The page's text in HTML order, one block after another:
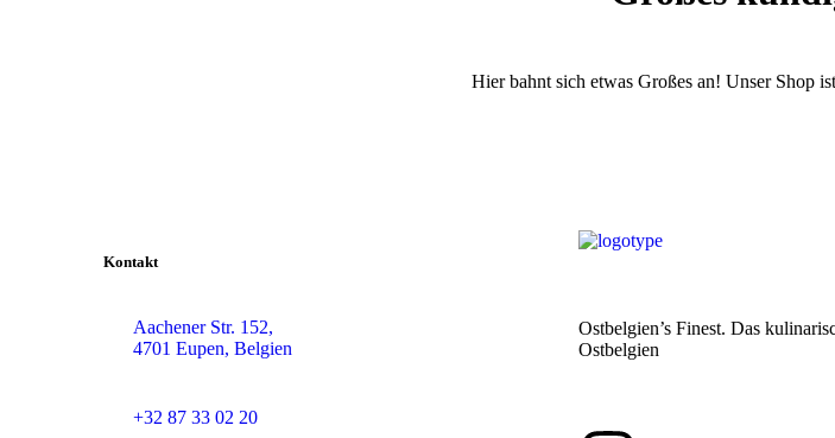
Hier bahnt sich etwas Großes an! Unser Shop
Kontakt
Aachener Str. 152,
4701 Eupen, Belgien
+32 87 33 02 20
Ostbelgien’s Finest. Das
Ostbelgien